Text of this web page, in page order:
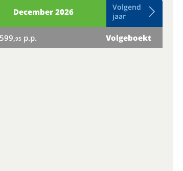
December 2026
Volgend
jaar
95 p.p. Volgeboekt